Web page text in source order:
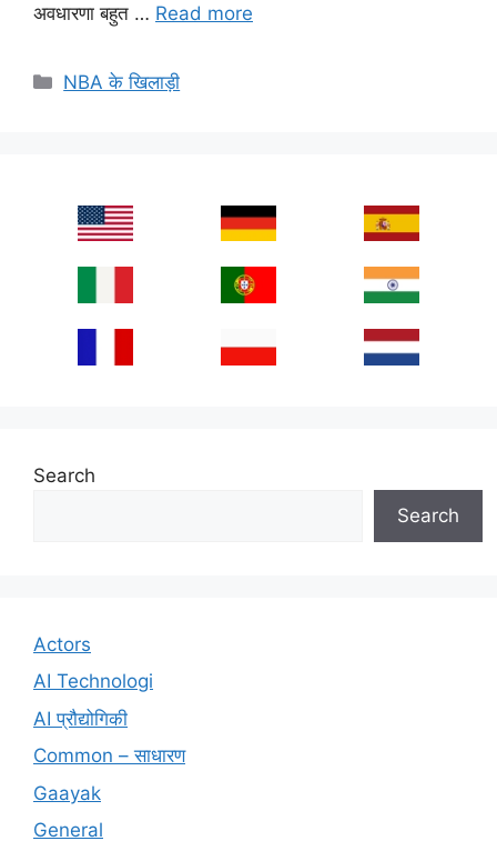
अवधारणा बहुत … Read more
Categories
NBA के खिलाड़ी
Search
Search
Actors
AI Technologi
AI प्रौद्योगिकी
Common – साधारण
Gaayak
General